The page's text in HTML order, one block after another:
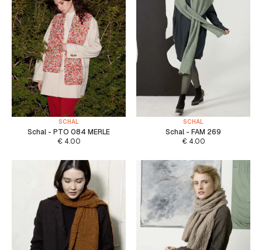
SCHAL
Schal - PTO 084 MERLE
€4.00
SCHAL
Schal - FAM 269
€4.00